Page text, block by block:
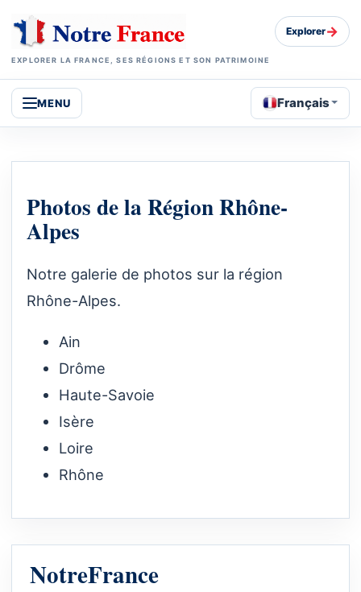
EXPLORER LA FRANCE, SES RÉGIONS ET SON PATRIMOINE
Explorer→
MENU Français
Photos de la Région Rhône-
Alpes
Notre galerie de photos sur la région
Rhône-Alpes.
Ain
Drôme
Haute-Savoie
Isère
Loire
Rhône
NotreFrance